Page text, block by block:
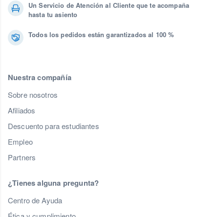
Un Servicio de Atención al Cliente que te acompaña
hasta tu asiento
Todos los pedidos están garantizados al 100 %
Nuestra compañía
Sobre nosotros
Afiliados
Descuento para estudiantes
Empleo
Partners
¿Tienes alguna pregunta?
Centro de Ayuda